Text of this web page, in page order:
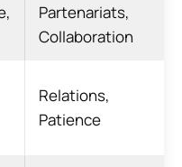
Partenariats,
Collaboration
Relations,
Patience